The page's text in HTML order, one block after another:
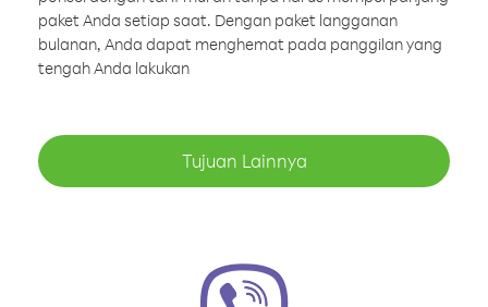
paket Anda setiap saat. Dengan paket langganan
bulanan, Anda dapat menghemat pada panggilan yang
tengah Anda lakukan
Tujuan Lainnya